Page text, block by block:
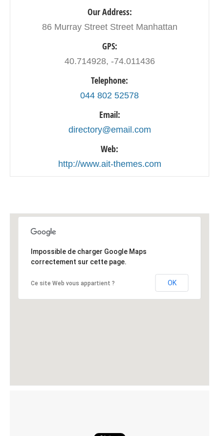
Our Address:
86 Murray Street Street Manhattan
GPS:
40.714928, -74.011436
Telephone:
044 802 52578
Email:
directory@email.com
Web:
http://www.ait-themes.com
Impossible de charger Google Maps
correctement sur cette page.
Ce site Web vous appartient ? OK